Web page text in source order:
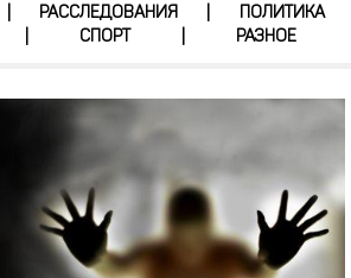
РАССЛЕДОВАНИЯ
ПОЛИТИКА
СПОРТ РАЗНОЕ